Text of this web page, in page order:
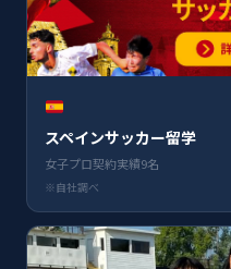
スペインサッカー留学
女子プロ契約実績9名
※自社調べ